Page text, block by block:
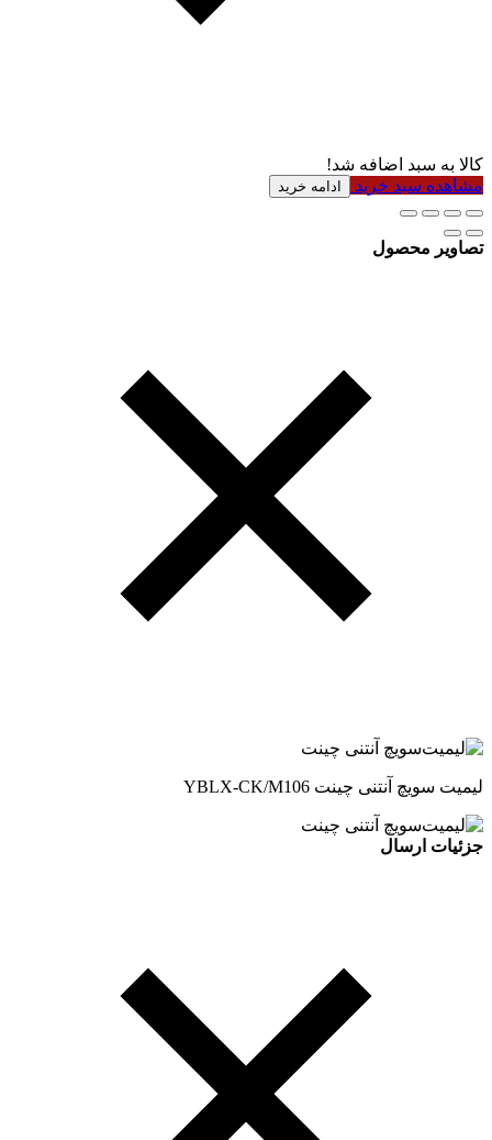
کالا به سبد اضافه شد!
مشاهده سبد خرید
ادامه خرید
تصاویر محصول
لیمیت سویچ آنتنی چینت YBLX-CK/M106
جزئیات ارسال